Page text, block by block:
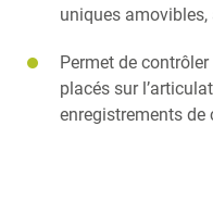
uniques
Permet de
placés sur
enregistrements de